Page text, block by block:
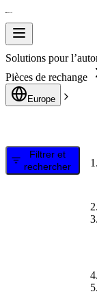
Solutions pour
Pièces de rechange
Europe
Filtrer et
rechercher